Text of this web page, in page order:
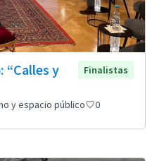
“Calles y
Finalistas
y espacio público 0